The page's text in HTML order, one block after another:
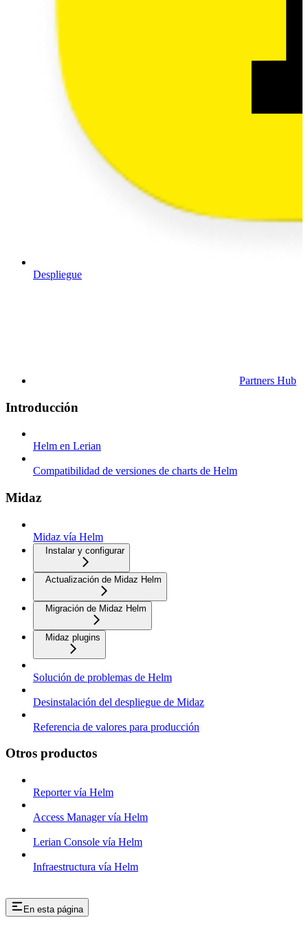
Despliegue
Partners Hub
Introducción
Helm en Lerian
Compatibilidad de versiones de charts de Helm
Midaz
Midaz vía Helm
Instalar y configurar
Actualización de Midaz Helm
Migración de Midaz Helm
Midaz plugins
Solución de problemas de Helm
Desinstalación del despliegue de Midaz
Referencia de valores para producción
Otros productos
Reporter vía Helm
Access Manager vía Helm
Lerian Console vía Helm
Infraestructura vía Helm
En esta página